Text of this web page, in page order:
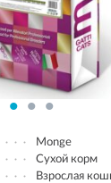
Monge
Сухой корм
Взрослая